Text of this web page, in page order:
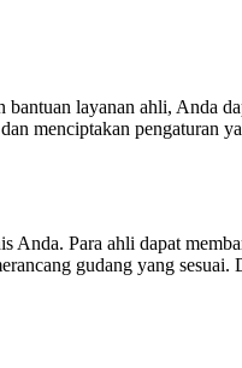
layanan ahli, Anda
menciptakan pengaturan
Para ahli dapat
gudang yang sesuai.